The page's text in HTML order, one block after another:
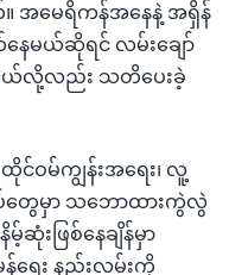
အမေရိကန်အနေနဲ့ အရှိန်
ယ်ဆိုရင် လမ်းချော်
ယ်လို့လည်း သတိပေးခဲ့
ထိုင်ဝမ်ကျွန်းအရေး၊ လူ့
တွေမှာ သဘောထားကွဲလွဲ
းဖြစ်နေချိန်မှာ
ရေး နည်းလမ်းကို